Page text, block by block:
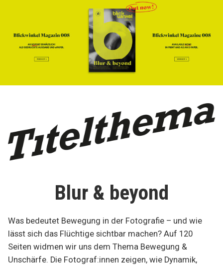
Blur & beyond
Was bedeutet Bewegung in der Fotografie – und wie
lässt sich das Flüchtige sichtbar machen? Auf 120
Seiten widmen wir uns dem Thema Bewegung &
Unschärfe. Die Fotograf:innen zeigen, wie Dynamik,